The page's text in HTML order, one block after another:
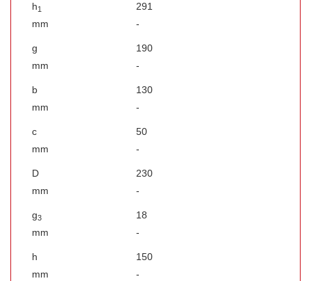
h1
291
mm
-
g
190
mm
-
b
130
mm
-
c
50
mm
-
D
230
mm
-
g3
18
mm
-
h
150
mm
-